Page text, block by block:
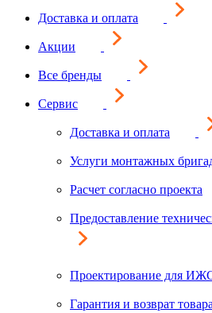
Доставка и оплата
Акции
Все бренды
Сервис
Доставка и оплата
Услуги монтажных
Расчет согласно проекта
Предоставление
Проектирование для
Гарантия и возврат товара